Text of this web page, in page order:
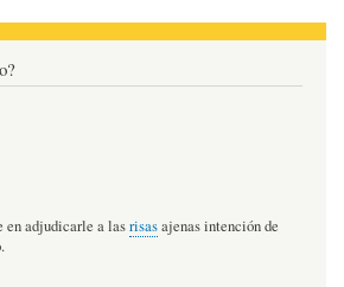
en adjudicarle a lasrisasajenas intención de